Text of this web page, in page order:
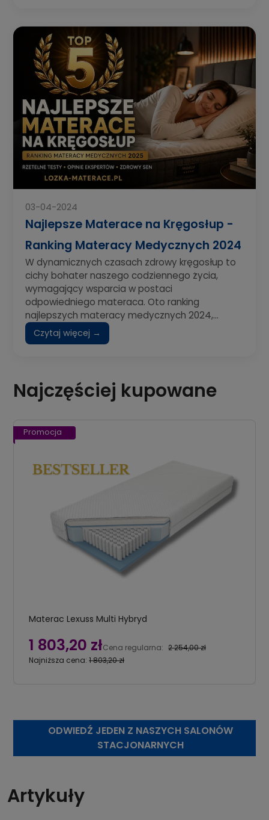
03-04-2024
Najlepsze Materace na Kręgosłup -
Ranking Materacy Medycznych 2024
W dynamicznych czasach zdrowy kręgosłup to
cichy bohater naszego codziennego życia,
wymagający wsparcia w postaci
odpowiedniego materaca. Oto ranking
najlepszych materacy medycznych 2024,...
Czytaj więcej →
Najczęściej kupowane
Materac Lexuss Multi Hybryd
1 803,20 złCena regularna: 2 254,00 zł
Najniższa cena: 1 803,20 zł
Promocja
ODWIEDŹ JEDEN Z NASZYCH SALONÓW
STACJONARNYCH
Artykuły